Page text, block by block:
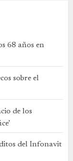
68 años en
sobre el
de los
del Infonavit